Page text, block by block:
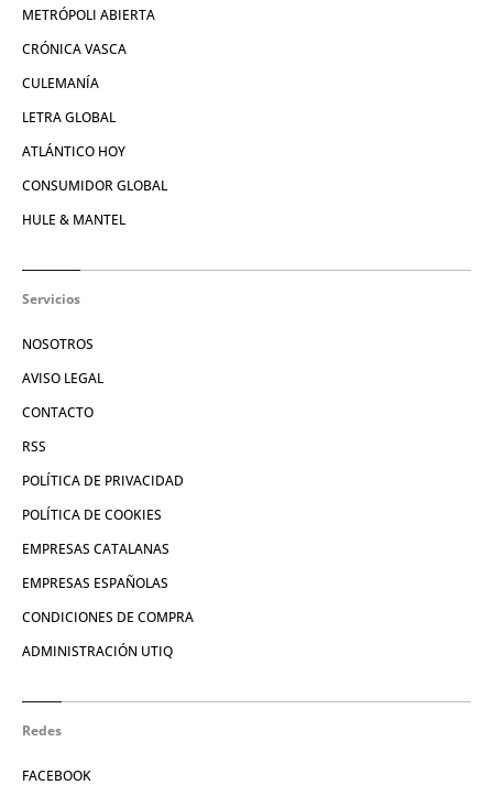
METRÓPOLI ABIERTA
CRÓNICA VASCA
CULEMANÍA
LETRA GLOBAL
ATLÁNTICO HOY
CONSUMIDOR GLOBAL
HULE & MANTEL
Servicios
NOSOTROS
AVISO LEGAL
CONTACTO
RSS
POLÍTICA DE PRIVACIDAD
POLÍTICA DE COOKIES
EMPRESAS CATALANAS
EMPRESAS ESPAÑOLAS
CONDICIONES DE COMPRA
ADMINISTRACIÓN UTIQ
Redes
FACEBOOK